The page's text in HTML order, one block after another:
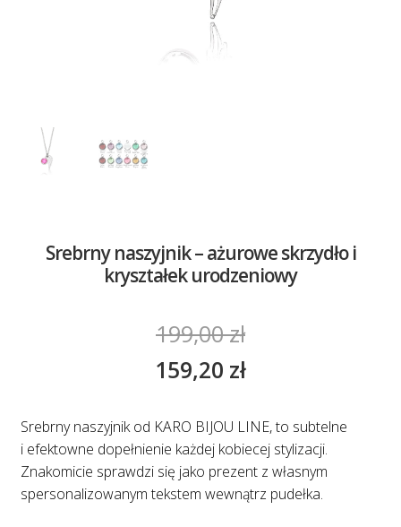
Srebrny naszyjnik – ażurowe skrzydło i
kryształek urodzeniowy
199,00zł
159,20 zł
Srebrny naszyjnik od KARO BIJOU LINE, to subtelne
i efektowne dopełnienie każdej kobiecej stylizacji.
Znakomicie sprawdzi się jako prezent z własnym
spersonalizowanym tekstem wewnątrz pudełka.